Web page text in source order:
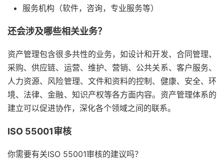
服务机构（软件，咨询，专业服务等）
还会涉及哪些相关业务？
资产管理包含很多共性的业务，如设计和开发、合同管理、
采购、供应链、运营、维护、营销、公共关系、客户服务、
人力资源、风险管理、文件和资料的控制、健康、安全、环
境、法律、金融、知识产权等各方面内容。资产管理体系的
建立可以促进协作，深化各个领域之间的联系。
ISO 55001审核
你需要有关ISO 55001审核的建议吗？